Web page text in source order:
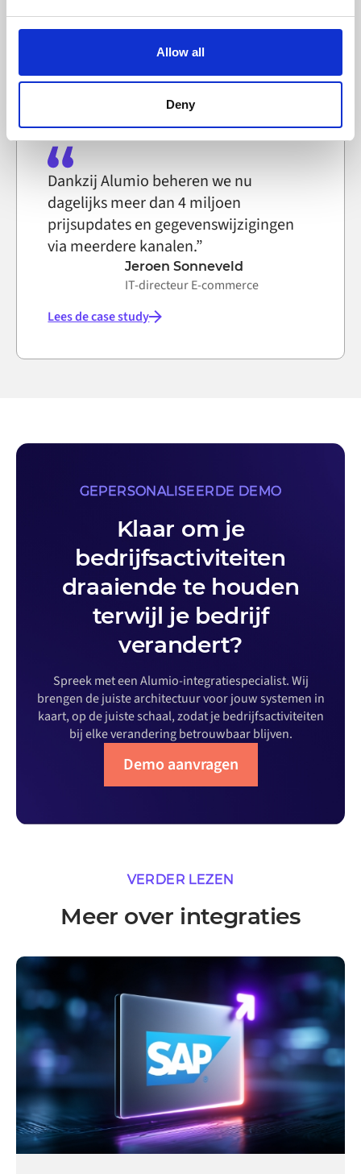
Alumio uses cookies on its website. A cookie is a small
text file that a web browser saves to your computer. You
browser settings accordingly. This could affect the
functioning of the website, however. We also use third-
party ad networks for advertising certain Alumio services
on the internet
Allow all
Deny
Dankzij Alumio beheren we nu
dagelijks meer dan 4 miljoen
prijsupdates en gegevenswijzigingen
via meerdere kanalen.”
Jeroen Sonneveld
IT-directeur E-commerce
Lees de case study
GEPERSONALISEERDE DEMO
Klaar om je
bedrijfsactiviteiten
draaiende te houden
terwijl je bedrijf
verandert?
Spreek met een Alumio-integratiespecialist. Wij
brengen de juiste architectuur voor jouw systemen in
kaart, op de juiste schaal, zodat je bedrijfsactiviteiten
bij elke verandering betrouwbaar blijven.
Demo aanvragen
VERDER LEZEN
Meer over integraties